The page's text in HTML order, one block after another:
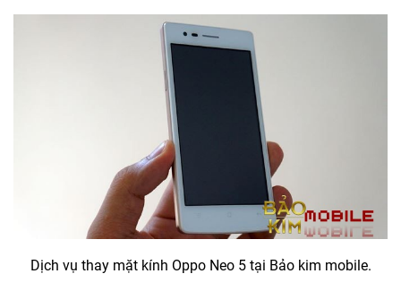
Dịch vụ thay mặt kính Oppo Neo 5 tại Bảo kim mobile.